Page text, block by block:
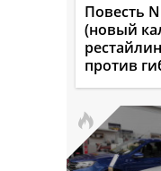
Повесть
(новый
против